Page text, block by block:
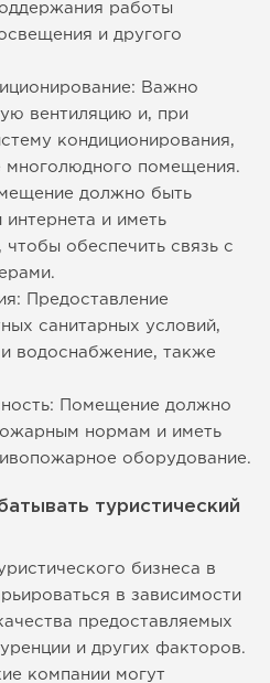
работы
и другого
Важно
вентиляцию и, при
кондиционирования,
многолюдного помещения.
должно быть
и иметь
обеспечить связь с
Предоставление
санитарных условий,
водоснабжение, также
Помещение должно
нормам и иметь
оборудование.
туристический
бизнеса в
в зависимости
предоставляемых
и других факторов.
компании могут